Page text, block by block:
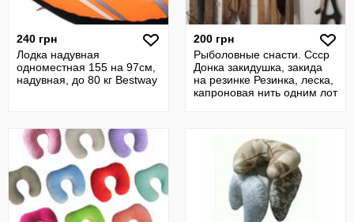
240 грн
Лодка надувная
одноместная 155 на 97см,
надувная, до 80 кг Bestway
200 грн
Рыболовные снасти. Ссср
Донка закидушка, закида
на резинке Резинка, леска,
капроновая нить одним лот